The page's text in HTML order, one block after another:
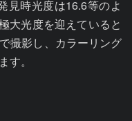
見時光度は16.6等のよ
大光度を迎えていると
撮影し、カラーリング
。